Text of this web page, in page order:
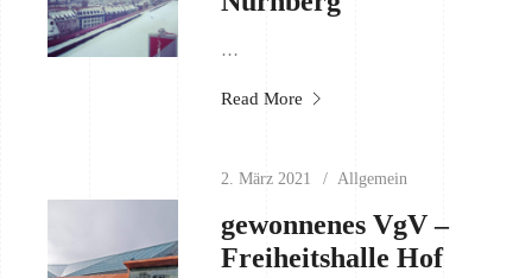
…
Read More
2. März 2021 Allgemein
gewonnenes VgV –
Freiheitshalle Hof